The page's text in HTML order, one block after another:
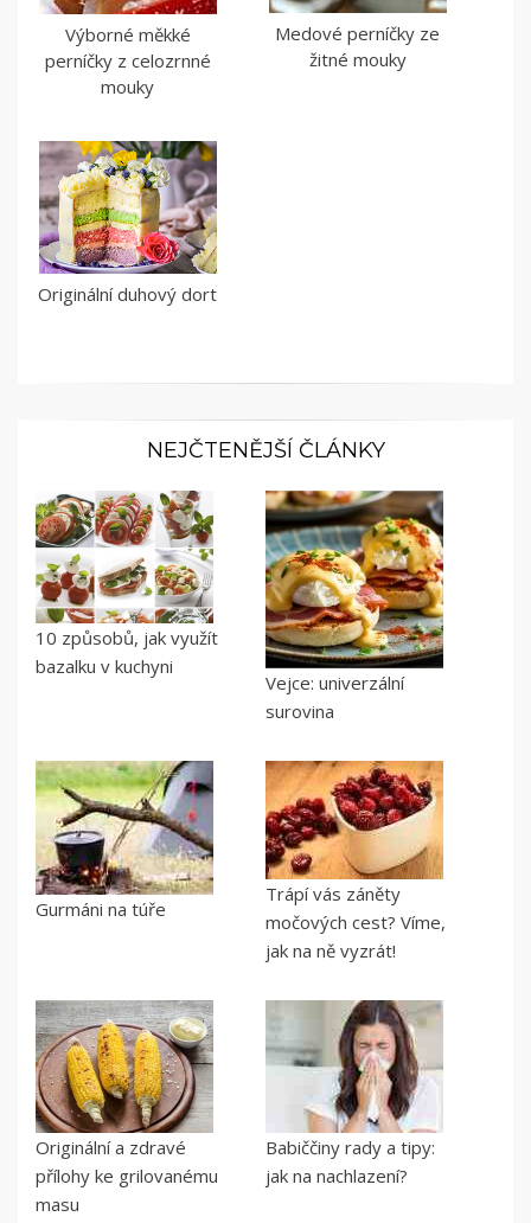
Výborné měkké
perníčky z celozrnné
mouky
Medové perníčky ze
žitné mouky
Originální duhový dort
NEJČTENĚJŠÍ ČLÁNKY
10 způsobů, jak využít
bazalku v kuchyni
Vejce: univerzální
surovina
Gurmáni na túře
Trápí vás záněty
močových cest? Víme,
jak na ně vyzrát!
Originální a zdravé
přílohy ke grilovanému
masu
Babiččiny rady a tipy:
jak na nachlazení?